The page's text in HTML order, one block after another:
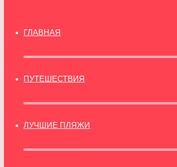
ГЛАВНАЯ
ПУТЕШЕСТВИЯ
ЛУЧШИЕ ПЛЯЖИ